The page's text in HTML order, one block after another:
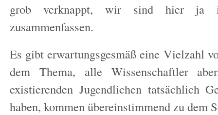
grob verknappt, wir sind hier ja
zusammenfassen.
Es gibt erwartungsgesmäß eine Vielzahl
dem Thema, alle Wissenschaftler
existierenden Jugendlichen tatsächlich
haben, kommen übereinstimmend zu dem